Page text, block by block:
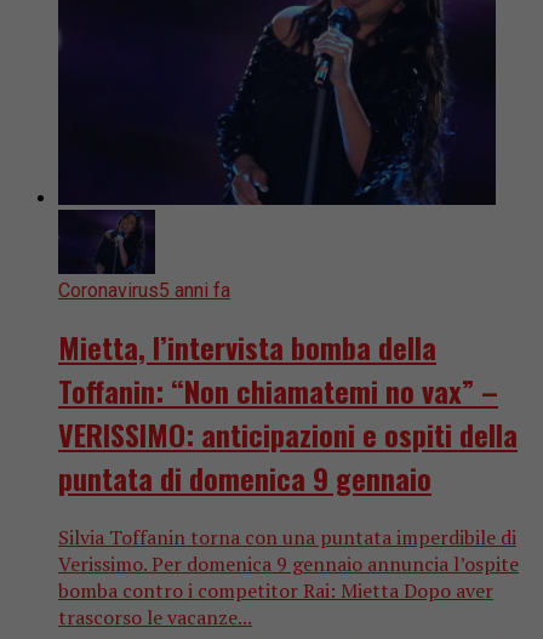
Coronavirus5 anni fa
Mietta, l’intervista bomba della
Toffanin: “Non chiamatemi no vax” –
VERISSIMO: anticipazioni e ospiti della
puntata di domenica 9 gennaio
Silvia Toffanin torna con una puntata imperdibile di
Verissimo. Per domenica 9 gennaio annuncia l’ospite
bomba contro i competitor Rai: Mietta Dopo aver
trascorso le vacanze...